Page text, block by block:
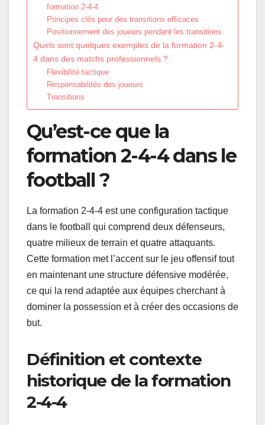
formation 2-4-4
Principes clés pour des transitions efficaces
Positionnement des joueurs pendant les transitions
Quels sont quelques exemples de la formation 2-4-
4 dans des matchs professionnels ?
Flexibilité tactique
Responsabilités des joueurs
Transitions
Qu’est-ce que la
formation 2-4-4 dans le
football ?
La formation 2-4-4 est une configuration tactique
dans le football qui comprend deux défenseurs,
quatre milieux de terrain et quatre attaquants.
Cette formation met l’accent sur le jeu offensif tout
en maintenant une structure défensive modérée,
ce qui la rend adaptée aux équipes cherchant à
dominer la possession et à créer des occasions de
but.
Définition et contexte
historique de la formation
2-4-4